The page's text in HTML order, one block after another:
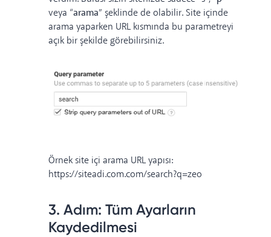
veya “arama” şeklinde de olabilir. Site içinde
arama yaparken URL kısmında bu parametreyi
açık bir şekilde görebilirsiniz.
Örnek site içi arama URL yapısı:
https://siteadi.com.com/search?q=zeo
3. Adım: Tüm Ayarların
Kaydedilmesi